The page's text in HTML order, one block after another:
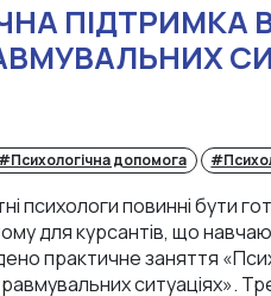
ПІДТРИМКА
#Психологічна допомога
психологи повинні бути
для курсантів, що
практичне заняття
ситуаціях».